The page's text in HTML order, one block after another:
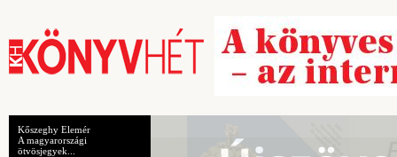
Kőszeghy Elemér
A magyarországi
ötvösjegyek...